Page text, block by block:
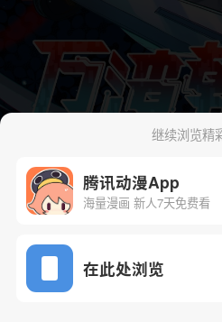
下一话
继续浏览精
腾讯动漫App
海量漫画 新人7天免费看
在此处浏览